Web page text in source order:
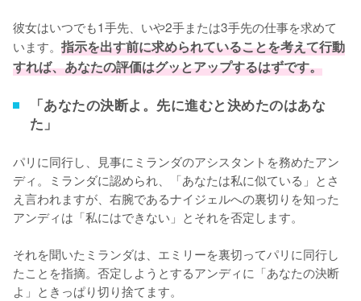
彼女はいつでも1手先、いや2手または3手先の仕事を求めて
います。 指示を出す前に求められていることを考えて行動
すれば、あなたの評価はグッとアップするはずです。
「あなたの決断よ。先に進むと決めたのはあな
た」
パリに同行し、見事にミランダのアシスタントを務めたアン
ディ。ミランダに認められ、「あなたは私に似ている」とさ
え言われますが、右腕であるナイジェルへの裏切りを知った
アンディは「私にはできない」とそれを否定します。
それを聞いたミランダは、エミリーを裏切ってパリに同行し
たことを指摘。否定しようとするアンディに「あなたの決断
よ」ときっぱり切り捨てます。